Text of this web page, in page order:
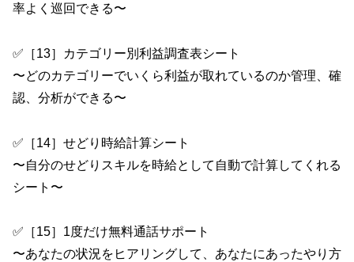
率よく巡回できる〜
✅［13］カテゴリー別利益調査表シート
〜どのカテゴリーでいくら利益が取れているのか管理、確
認、分析ができる〜
✅［14］せどり時給計算シート
〜自分のせどりスキルを時給として自動で計算してくれる
シート〜
✅［15］1度だけ無料通話サポート
〜あなたの状況をヒアリングして、あなたにあったやり方